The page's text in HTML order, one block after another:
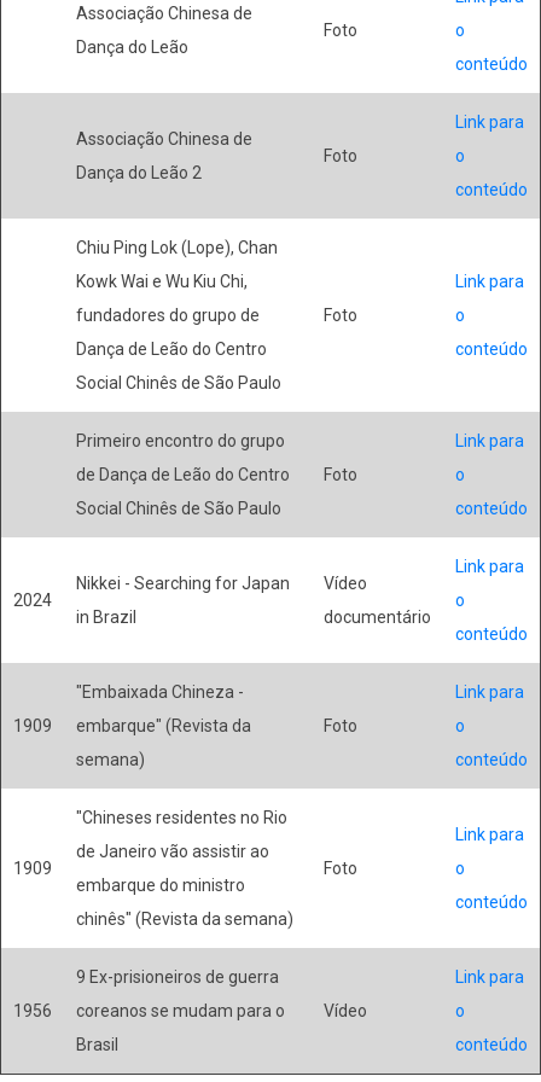
Associação Chinesa de
Dança do Leão
Foto
o
conteúdo
Associação Chinesa de
Dança do Leão 2
Foto
Link para
o
conteúdo
Chiu Ping Lok (Lope), Chan
Kowk Wai e Wu Kiu Chi,
fundadores do grupo de
Dança de Leão do Centro
Social Chinês de São Paulo
Foto
Link para
o
conteúdo
Primeiro encontro do grupo
de Dança de Leão do Centro
Social Chinês de São Paulo
Foto
Link para
o
conteúdo
2024
Nikkei - Searching for Japan
in Brazil
Vídeo
documentário
Link para
o
conteúdo
1909
"Embaixada Chineza -
embarque" (Revista da
semana)
Foto
Link para
o
conteúdo
1909
"Chineses residentes no Rio
de Janeiro vão assistir ao
embarque do ministro
chinês" (Revista da semana)
Foto
Link para
o
conteúdo
1956
9 Ex-prisioneiros de guerra
coreanos se mudam para o
Brasil
Vídeo
Link para
o
conteúdo